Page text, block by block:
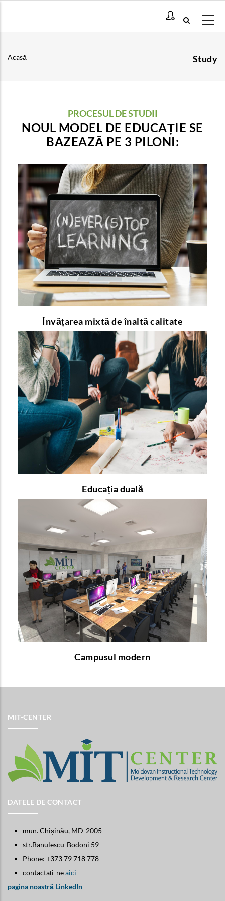
Study
Acasă
PROCESUL DE STUDII
NOUL MODEL DE EDUCAȚIE SE
BAZEAZĂ PE 3 PILONI:
Învățarea mixtă de înaltă calitate
Învățarea mixtă de înaltă calitate
Ce este învățarea mixtă de înaltă calitate și care
sunt beneficiile pe care le oferă profesorilor și
elevilor?
Urmați
link-ul
pentru a afla mai multe detalii!
Educația duală
Educația duală
Prin ce se deosebește educația duală de cea
tradițională și de ce merită să fie implementată?
Urmați
link-ul
pentru a afla mai multe detalii!
Campusul modern
Campusul modern
Doriți să aflați mai multe despre cum arată și ce
facilități oferă un mediu de învățare modern?
Urmați
link-ul
pentru a afla mai multe detalii!
MIT-CENTER
DATELE DE CONTACT
mun. Chișinău, MD-2005
str.Banulescu-Bodoni 59
Phone: +373 79 718 778
contactați-neaici
pagina noastră LinkedIn